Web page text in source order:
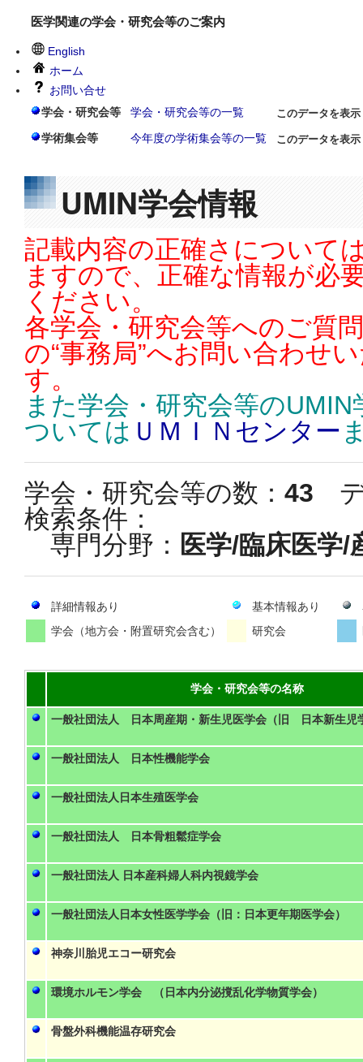
医学関連の学会・研究会等のご案内
English
ホーム
お問い合せ
学会・研究会等
学会・研究会等の一覧 このデータを表示
学術集会等 今年度の学術集会等の一覧 このデータを表示
UMIN学会情報
記載内容の正確さについて
ますので、正確な情報が必
ください。
各学会・研究会等へのご質
の“事務局”へお問い合わせ
す。
また学会・研究会等の
ついては ＵＭＩＮセンター
学会・研究会等の数： 43
検索条件：
専門分野： 医学/臨床医学/
詳細情報あり 基本情報あり
学会（地方会・附置研究会含む）
研究会
学会・研究会等の名称
一般社団法人 日本周産期・新生児医学会（旧 日本新生児
一般社団法人 日本性機能学会
一般社団法人日本生殖医学会
一般社団法人 日本骨粗鬆症学会
一般社団法人 日本産科婦人科内視鏡学会
一般社団法人日本女性医学学会（旧：日本更年期医学会）
神奈川胎児エコー研究会
環境ホルモン学会 （日本内分泌撹乱化学物質学会）
骨盤外科機能温存研究会